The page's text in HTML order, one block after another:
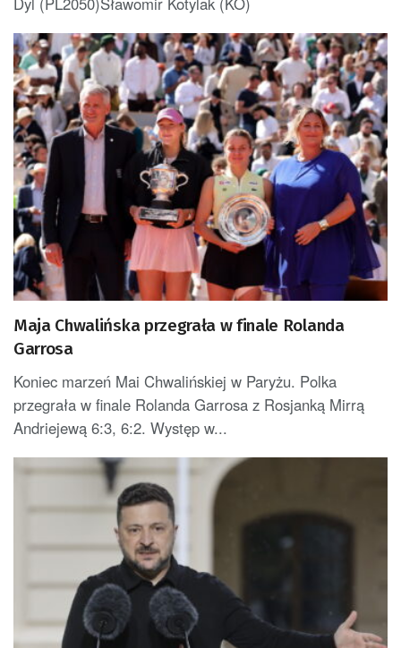
Maja Chwalińska przegrała w finale Rolanda
Garrosa
Koniec marzeń Mai Chwalińskiej w Paryżu. Polka
przegrała w finale Rolanda Garrosa z Rosjanką Mirrą
Andriejewą 6:3, 6:2. Występ w...